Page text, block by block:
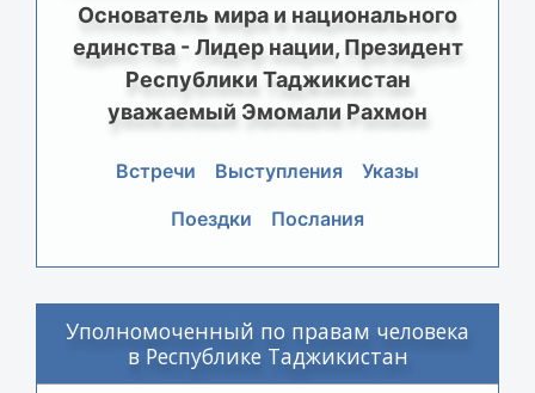
Основатель мира и национального
единства - Лидер нации, Президент
Республики Таджикистан
уважаемый Эмомали Рахмон
Встречи Выступления
Указы
Поездки
Послания
Уполномоченный по правам человека
в Республике Таджикистан